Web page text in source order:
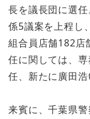
長を議長団に選
係5議案を上程し
組合員店舗182店
任に関しては、
任、新たに廣田浩
来賓に、千葉県